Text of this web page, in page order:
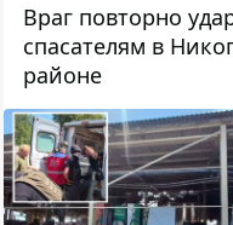
Враг повторно
спасателям в
районе